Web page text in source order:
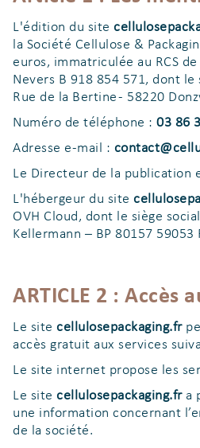
L'édition du site
la Société Cellulose &
euros, immatriculée au RCS
Nevers B 918 854 571, dont le
Rue de la Bertine - 58220
Numéro de téléphone : 03 86
Adresse e-mail :
Le Directeur de la publication
L'hébergeur du site
OVH Cloud, dont le siège
Kellermann – BP 80157 59053
ARTICLE 2 : Accès
Le site cellulosepackaging.fr
accès gratuit aux services
Le site internet propose les
Le site cellulosepackaging.fra
une information concernant
de la société.